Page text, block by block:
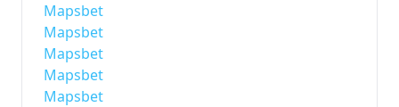
Mapsbet
Mapsbet
Mapsbet
Mapsbet
Mapsbet